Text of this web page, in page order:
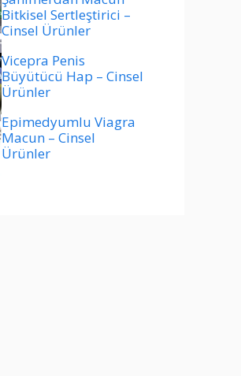
Bitkisel Sertleştirici –
Cinsel Ürünler
Vicepra Penis
Büyütücü Hap – Cinsel
Ürünler
Epimedyumlu Viagra
Macun – Cinsel
Ürünler